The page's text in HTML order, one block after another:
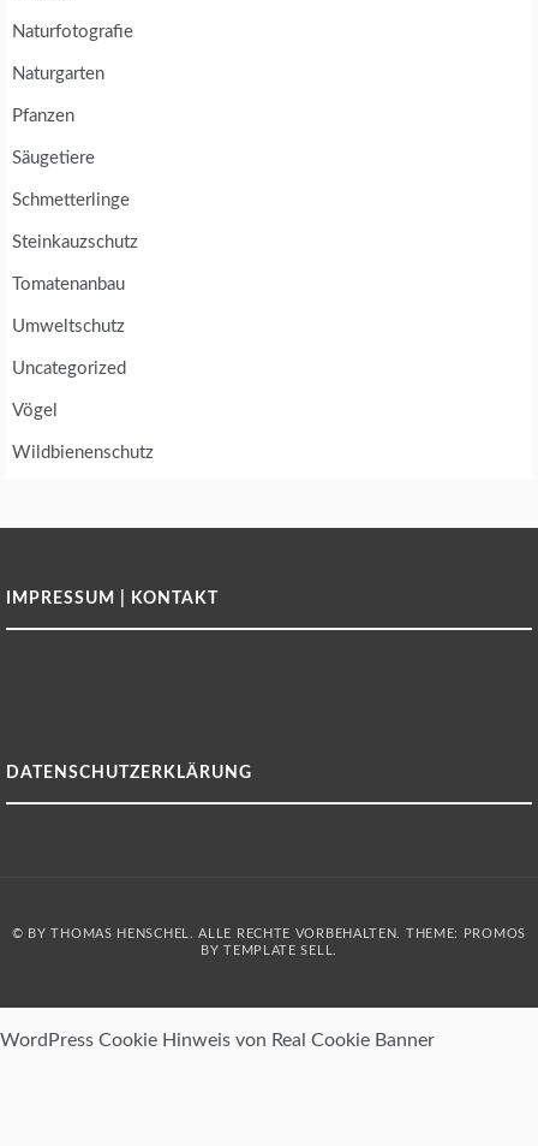
Naturfotografie
Naturgarten
Pfanzen
Säugetiere
Schmetterlinge
Steinkauzschutz
Tomatenanbau
Umweltschutz
Uncategorized
Vögel
Wildbienenschutz
IMPRESSUM | KONTAKT
DATENSCHUTZERKLÄRUNG
© BY THOMAS HENSCHEL. ALLE RECHTE VORBEHALTEN. THEME: PROMOS
BYTEMPLATE SELL
WordPress Cookie Hinweis von Real Cookie Banner